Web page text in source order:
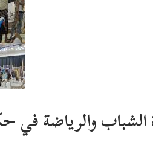
الشباب والرياضة